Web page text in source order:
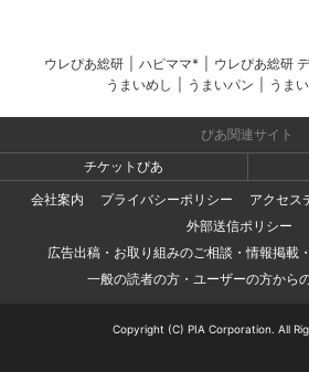
ウレぴあ総研 ハピママ* ウレぴあ総研
うまいめし
うまいパン うま
ぴあ関連サイト
チケットぴあ
会社案内
プライバシーポリシー
アクセス
外部送信ポリシー
広告出稿・お取り組みのご相談・情報掲載
一般の読者の方・ユーザーの方から
Copyright (C) PIA Corporation. All